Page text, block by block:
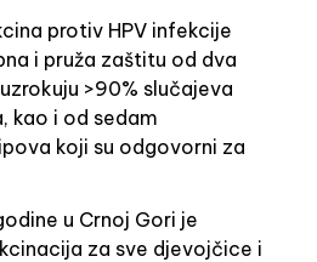
protiv HPV infekcije
i pruža zaštitu od dva
>90% slučajeva
kao i od sedam
koji su odgovorni za
u Crnoj Gori je
za sve djevojčice i